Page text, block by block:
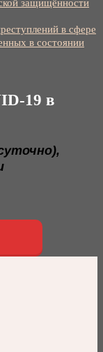
в сфере
в состоянии
19 в